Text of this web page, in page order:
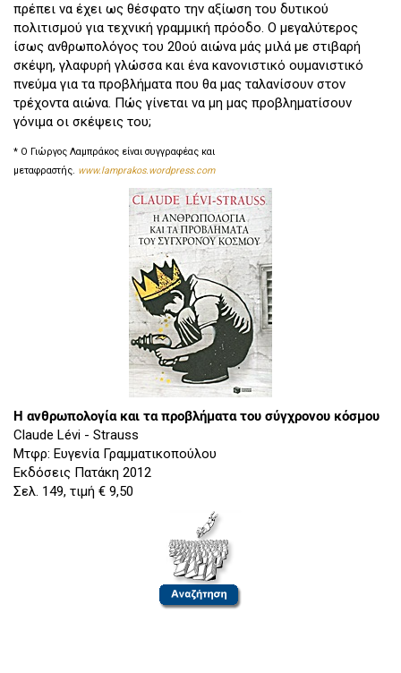
πρέπει να έχει ως θέσφατο την αξίωση του δυτικού
πολιτισμού για τεχνική γραμμική πρόοδο. Ο μεγαλύτερος
ίσως ανθρωπολόγος του 20ού αιώνα μάς μιλά με στιβαρή
σκέψη, γλαφυρή γλώσσα και ένα κανονιστικό ουμανιστικό
πνεύμα για τα προβλήματα που θα μας ταλανίσουν στον
τρέχοντα αιώνα. Πώς γίνεται να μη μας προβληματίσουν
γόνιμα οι σκέψεις του;
* Ο Γιώργος Λαμπράκος είναι συγγραφέας και
μεταφραστής. www.lamprakos.wordpress.com
Η ανθρωπολογία και τα προβλήματα του σύγχρονου κόσμου
Claude Lévi - Strauss
Μτφρ: Ευγενία Γραμματικοπούλου
Εκδόσεις Πατάκη 2012
Σελ. 149, τιμή € 9,50